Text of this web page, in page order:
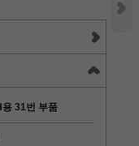
31번 부품